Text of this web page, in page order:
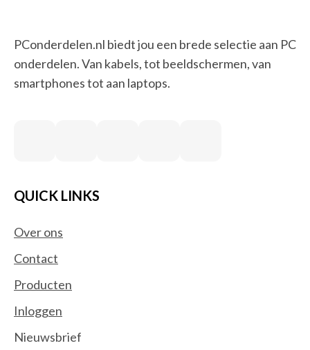
PConderdelen.nl biedt jou een brede selectie aan PC
onderdelen. Van kabels, tot beeldschermen, van
smartphones tot aan laptops.
QUICK LINKS
Over ons
Contact
Producten
Inloggen
Nieuwsbrief